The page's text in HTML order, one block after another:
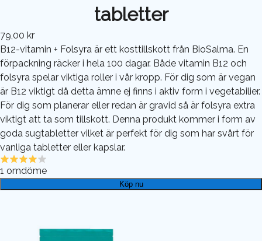
tabletter
79,00 kr
B12-vitamin + Folsyra är ett kosttillskott från BioSalma. En
förpackning räcker i hela 100 dagar. Både vitamin B12 och
folsyra spelar viktiga roller i vår kropp. För dig som är vegan
är B12 viktigt då detta ämne ej finns i aktiv form i vegetabilier.
För dig som planerar eller redan är gravid så är folsyra extra
viktigt att ta som tillskott. Denna produkt kommer i form av
goda sugtabletter vilket är perfekt för dig som har svårt för
vanliga tabletter eller kapslar.
1 omdöme
Köp nu